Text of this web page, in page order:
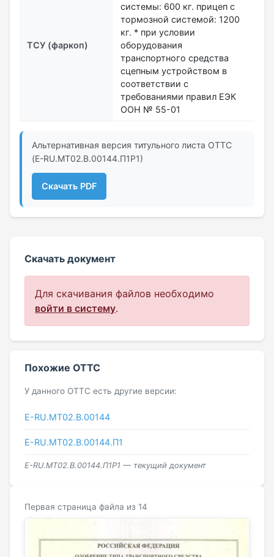
ТСУ (фаркоп)
системы: 600 кг. прицеп с
тормозной системой: 1200
кг. * при условии
оборудования
транспортного средства
сцепным устройством в
соответствии с
требованиями правил ЕЭК
ООН № 55-01
Альтернативная версия титульного листа ОТТС
(E-RU.MT02.B.00144.П1Р1)
Скачать PDF
Скачать документ
Для скачивания файлов необходимо
войти в систему.
Похожие ОТТС
У данного ОТТС есть другие версии:
E-RU.MT02.B.00144
E-RU.МТ02.B.00144.П1
E-RU.MT02.B.00144.П1Р1 — текущий документ
Первая страница файла из 14